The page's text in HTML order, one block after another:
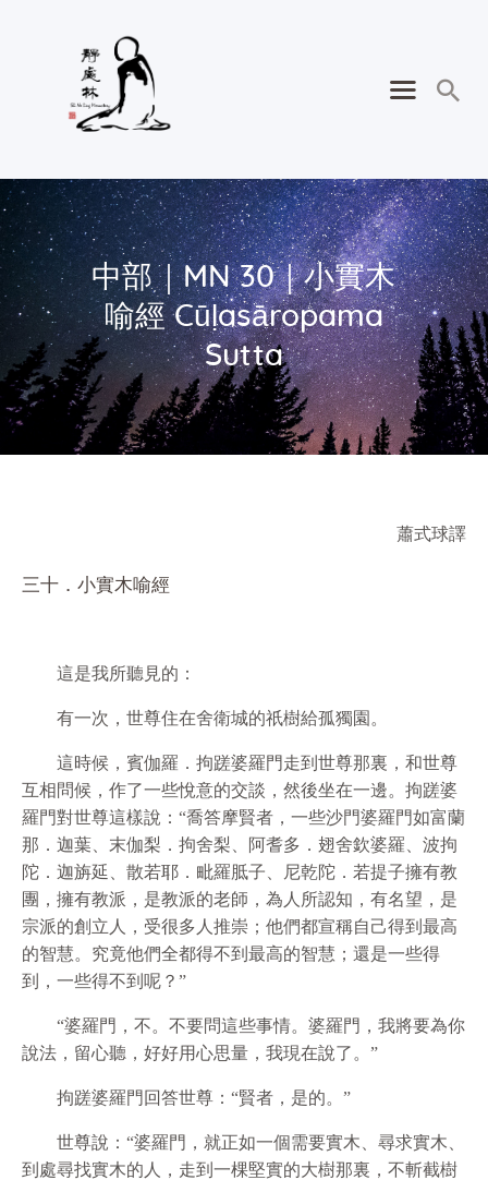
中部｜MN 30｜小實木
喻經 Cūḷasāropama
Sutta
蕭式球譯
三十．小實木喻經
這是我所聽見的：
有一次，世尊住在舍衛城的祇樹給孤獨園。
這時候，賓伽羅．拘蹉婆羅門走到世尊那裏，和世尊
互相問候，作了一些悅意的交談，然後坐在一邊。拘蹉婆
羅門對世尊這樣說：“喬答摩賢者，一些沙門婆羅門如富蘭
那．迦葉、末伽梨．拘舍梨、阿耆多．翅舍欽婆羅、波拘
陀．迦旃延、散若耶．毗羅胝子、尼乾陀．若提子擁有教
團，擁有教派，是教派的老師，為人所認知，有名望，是
宗派的創立人，受很多人推崇；他們都宣稱自己得到最高
的智慧。究竟他們全都得不到最高的智慧；還是一些得
到，一些得不到呢？”
“婆羅門，不。不要問這些事情。婆羅門，我將要為你
說法，留心聽，好好用心思量，我現在說了。”
拘蹉婆羅門回答世尊：“賢者，是的。”
世尊說：“婆羅門，就正如一個需要實木、尋求實木、
到處尋找實木的人，走到一棵堅實的大樹那裏，不斬截樹